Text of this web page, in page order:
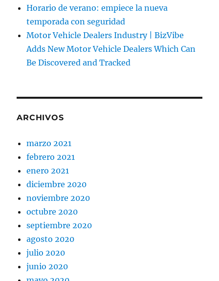
Horario de verano: empiece la nueva
temporada con seguridad
Motor Vehicle Dealers Industry | BizVibe
Adds New Motor Vehicle Dealers Which Can
Be Discovered and Tracked
ARCHIVOS
marzo 2021
febrero 2021
enero 2021
diciembre 2020
noviembre 2020
octubre 2020
septiembre 2020
agosto 2020
julio 2020
junio 2020